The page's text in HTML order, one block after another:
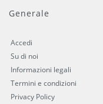
Generale
Accedi
Su di noi
Informazioni legali
Termini e condizioni
Privacy Policy